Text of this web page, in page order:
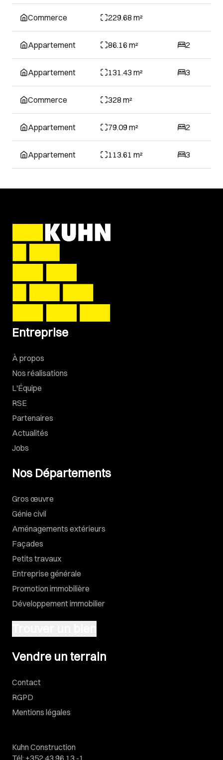
Commerce 229.68 m²
Appartement 86.16 m² 2
Appartement 131.43 m² 3
Commerce 328 m²
Appartement 79.09 m² 2
Appartement 113.61 m² 3
Entreprise
À propos
Nos réalisations
L'Équipe
RSE
Partenaires
Actualités
Jobs
Nos Départements
Gros œuvre
Génie civil
Aménagements extérieurs
Façades
Petits travaux
Entreprise générale
Promotion immobilière
Développement immobilier
Vendre un terrain
Contact
RGPD
Mentions légales
Kuhn Construction